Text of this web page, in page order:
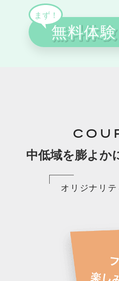
中低域を膨よか
オリジナリ